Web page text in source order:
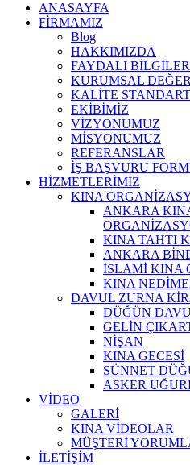
ANASAYFA
FİRMAMIZ
Blog
HAKKIMIZDA
FAYDALI BİLGİLER
KURUMSAL
KALİTE
EKİBİMİZ
VİZYONUMUZ
MİSYONUMUZ
REFERANSLAR
İŞ BAŞVURU
HİZMETLERİMİZ
KINA
ANKARA
KINA TAHTI
ANKARA
İSLAMİ KINA
KINA
DAVUL ZURNA
DÜĞÜN
GELİN
NİŞAN
KINA GECESİ
SÜNNET
ASKER
VİDEO
GALERİ
KINA VİDEOLAR
MÜŞTERİ
İLETİŞİM